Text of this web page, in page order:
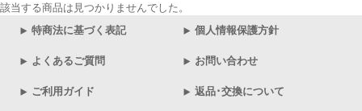
該当する商品は見つかりませんでした。
特商法に基づく表記
個人情報保護方針
よくあるご質問 お問い合わせ
ご利用ガイド 返品･交換について